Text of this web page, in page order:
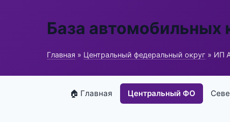
База автомобильных
Главная » Центральный федеральный округ » ИП
🏠 Главная Центральный ФО